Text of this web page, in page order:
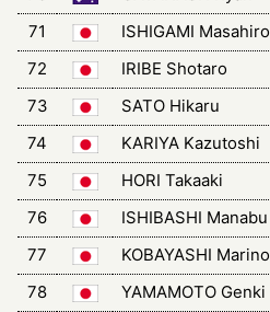
71
ISHIGAMI Masahiro
72
IRIBE Shotaro
73
SATO Hikaru
74
KARIYA Kazutoshi
75
HORI Takaaki
76
ISHIBASHI Manabu
77
KOBAYASHI Marino
78
YAMAMOTO Genki